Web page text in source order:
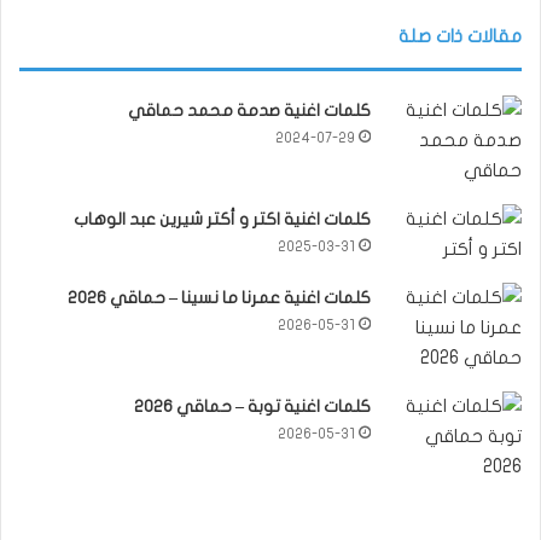
مقالات ذات صلة
كلمات اغنية صدمة محمد حماقي
2024-07-29
كلمات اغنية اكتر و أكتر شيرين عبد الوهاب
2025-03-31
كلمات اغنية عمرنا ما نسينا – حماقي 2026
2026-05-31
كلمات اغنية توبة – حماقي 2026
2026-05-31